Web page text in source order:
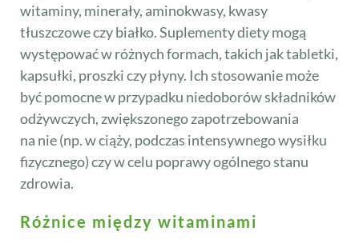
witaminy, minerały, aminokwasy, kwasy
tłuszczowe czy białko. Suplementy diety mogą
występować w różnych formach, takich jak tabletki,
kapsułki, proszki czy płyny. Ich stosowanie może
być pomocne w przypadku niedoborów składników
odżywczych, zwiększonego zapotrzebowania
na nie (np. w ciąży, podczas intensywnego wysiłku
fizycznego) czy w celu poprawy ogólnego stanu
zdrowia.
Różnice między witaminami